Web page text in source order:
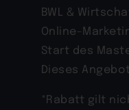
BWL &
Online-
Start des
Dieses
*Rabatt gilt